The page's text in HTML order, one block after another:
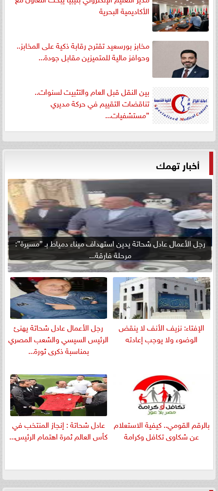
الأكاديمية البحرية
مخابز بورسعيد تقترح رقابة ذكية على المخابز..
وحوافز مالية للمتميزين مقابل جودة...
بين النقل قبل العام والتثبيت لسنوات..
تناقضات التقييم في حركة مديري
”مستشفيات...
أخبار تهمك
رجل الأعمال عادل شحاتة يدين استهداف ميناء دمياط بـ ”مسيرة”:
مرحلة فارقة...
الإفتاء: نزيف الأنف لا ينقض
الوضوء ولا يوجب إعادته
رجل الأعمال عادل شحاتة يهنئ
الرئيس السيسي والشعب المصري
بمناسبة ذكرى ثورة...
بالرقم القومي.. كيفية الاستعلام
عن شكاوى تكافل وكرامة
عادل شحاتة : إنجاز المنتخب في
كأس العالم ثمرة اهتمام الرئيس...